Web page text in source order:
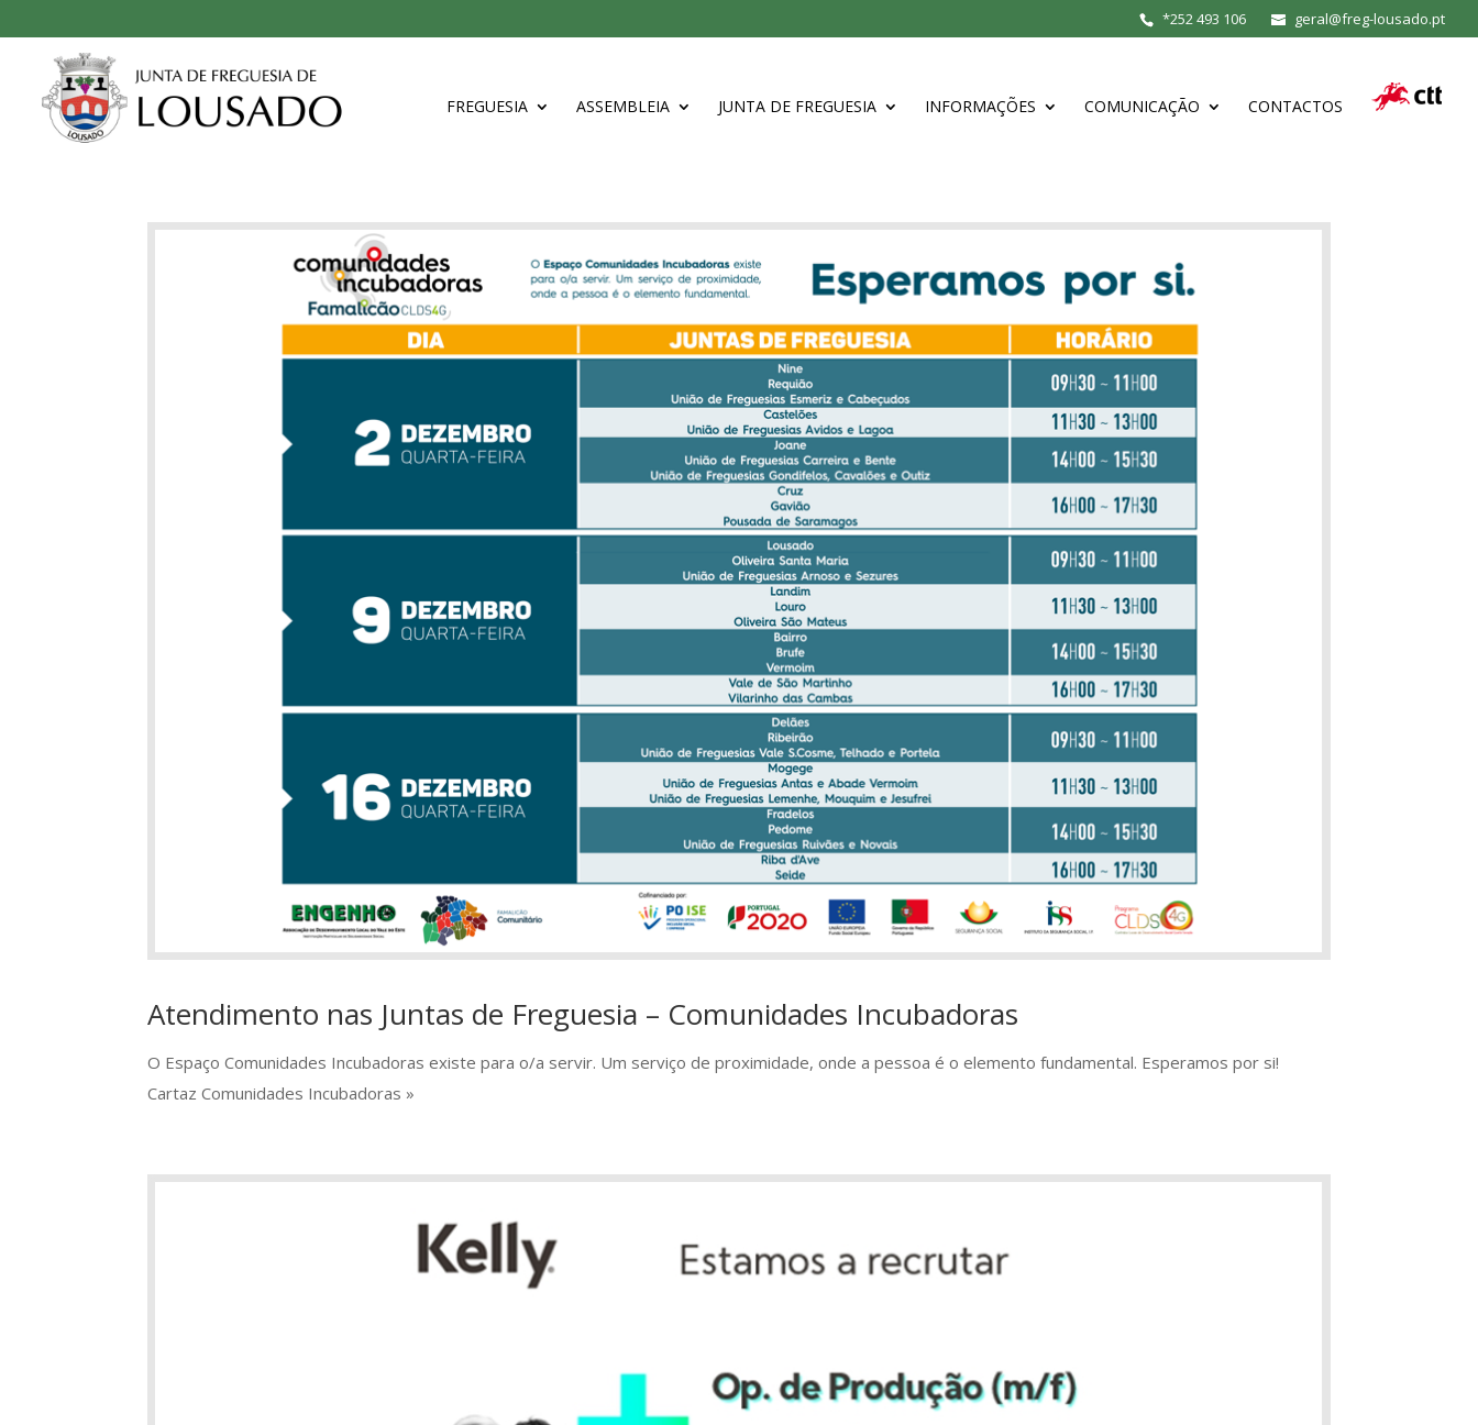
*252 493 106 geral@freg-lousado.pt
FREGUESIA ASSEMBLEIA JUNTA DE FREGUESIA INFORMAÇÕES COMUNICAÇÃO CONTACTOS
Atendimento nas Juntas de Freguesia – Comunidades Incubadoras
O Espaço Comunidades Incubadoras existe para o/a servir. Um serviço de proximidade, onde a pessoa é o elemento fundamental. Esperamos por si!
Cartaz Comunidades Incubadoras »